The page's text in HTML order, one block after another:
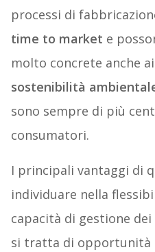
processi di
time to market e
molto concrete anche
sostenibilità
sono sempre di più
consumatori.
I principali vantaggi di
individuare nella
capacità di gestione
si tratta di opportunità